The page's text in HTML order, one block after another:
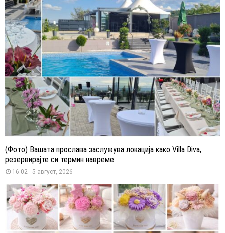
(Фото) Вашата прослава заслужува локација како Villa Diva,
резервирајте си термин навреме
16:02 - 5 август, 2026